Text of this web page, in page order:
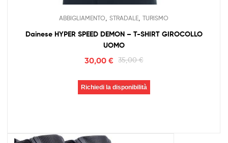
ABBIGLIAMENTO STRADALE TURISMO
Dainese HYPER SPEED DEMON – T-SHIRT GIROCOLLO
UOMO
35,00€
30,00 €
Richiedi la disponibilità